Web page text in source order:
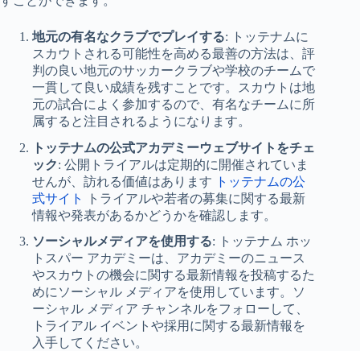
地元の有名なクラブでプレイする: トッテナムに
スカウトされる可能性を高める最善の方法は、評
判の良い地元のサッカークラブや学校のチームで
一貫して良い成績を残すことです。スカウトは地
元の試合によく参加するので、有名なチームに所
属すると注目されるようになります。
トッテナムの公式アカデミーウェブサイトをチェ
ック: 公開トライアルは定期的に開催されていま
せんが、訪れる価値はあります
トッテナムの公
式サイト
トライアルや若者の募集に関する最新
情報や発表があるかどうかを確認します。
ソーシャルメディアを使用する: トッテナム ホッ
トスパー アカデミーは、アカデミーのニュース
やスカウトの機会に関する最新情報を投稿するた
めにソーシャル メディアを使用しています。ソ
ーシャル メディア チャンネルをフォローして、
トライアル イベントや採用に関する最新情報を
入手してください。